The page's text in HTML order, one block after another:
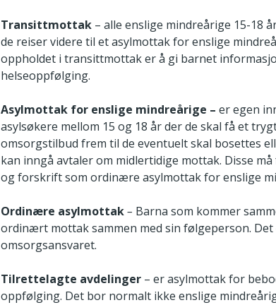
Transittmottak – alle enslige mindreårige 15-18
de reiser videre til et asylmottak for enslige
oppholdet i transittmottak er å gi barnet
helseoppfølging.
Asylmottak for enslige mindreårige – er egen
asylsøkere mellom 15 og 18 år der de skal få et
omsorgstilbud frem til de eventuelt skal bosettes
kan inngå avtaler om midlertidige mottak. Disse
og forskrift som ordinære asylmottak for enslige
Ordinære asylmottak– Barna som kommer
ordinært mottak sammen med sin følgeperson.
omsorgsansvaret.
Tilrettelagte avdelinger – er asylmottak for
oppfølging. Det bor normalt ikke enslige